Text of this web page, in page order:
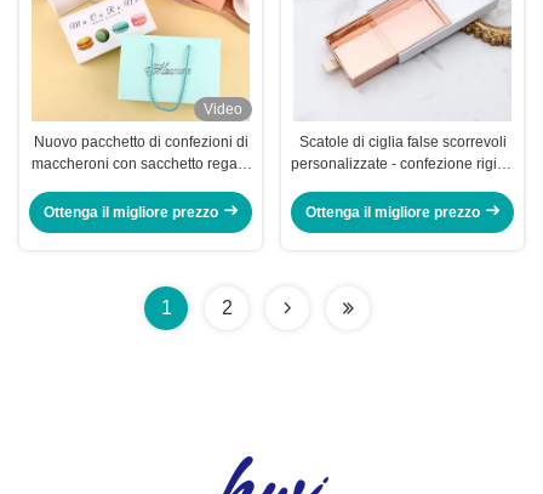
Video
Nuovo pacchetto di confezioni di
maccheroni con sacchetto regalo
fiocchi di neve Caramelle
croccanti dolcetti da forno Dolci
Ottenga il migliore prezzo
Scatole di ciglia false scorrevoli
personalizzate - confezione rigida
stampa del logo del marchio
Ottenga il migliore prezzo
1 2